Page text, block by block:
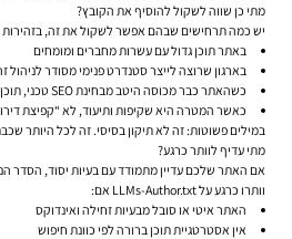
מתי כן שווה לשקול להוסיף את הקובץ?
יש כמה תרחישים שבהם אפשר לשקול את זה, בזהירות
באתר תוכן גדול עם עשרות מחברים ומומחים
בארגון שרוצה לייצר סטנדרט פנימי מסודר לניהול
כשהאתר כבר מכוסה היטב מבחינת SEO טכני, תוכן, UX ונתונים מובנים
כאשר המטרה היא שקיפות ותיעוד, לא “קפיצת
במילים פשוטות: זה לא תיקון בסיסי. זה לכל היותר
מתי עדיף לוותר כרגע?
אם האתר שלכם עדיין מתמודד עם בעיות יסוד, הסדר
וותרו כרגע על LLMs-Author.txt אם:
האתר איטי או סובל מבעיות זחילה ואינדוקס
אין אסטרטגיית תוכן ברורה לפי כוונת חיפוש